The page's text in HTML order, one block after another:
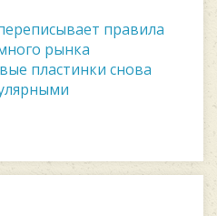
правила
рынка
пластинки снова